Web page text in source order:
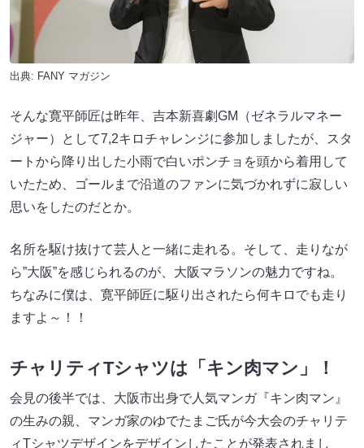
出典: FANY マガジン
そんな寛平師匠は昨年、吉本新喜劇GM（ゼネラルマネー
ジャー）として7,2キロチャレンジに参加しましたが、スタ
ートから降り出した小雨で白いポンチョを頭から着用して
いたため、ゴールまで沿道のファンに気づかれずに寂しい
思いをしたのだとか。
名所を駆け抜けて芸人と一緒に走れる。そして、走りなが
ら”大阪”を感じられるのが、大阪マラソンの魅力ですね。
ちなみに僕は、寛平師匠に駆り出されたら何キロでも走り
ますよ～！！
チャリティTシャツは「キン肉マン」！
会見の後半では、大阪市出身で人気マンガ『キン肉マン』
の生みの親、マンガ家のゆでたまご氏が今大会のチャリテ
ィTシャツデザインをデザインしたことが発表されまし